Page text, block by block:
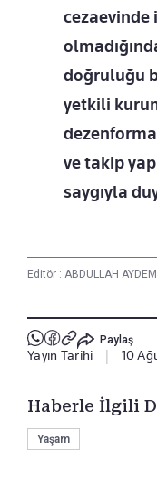
cezaevinde
doğruluğu
yetkili
ve takip
saygıyla
Editör : ABDULLAH
Paylaş
Yayın Tarihi 10
Haberle İlgili
Yaşam